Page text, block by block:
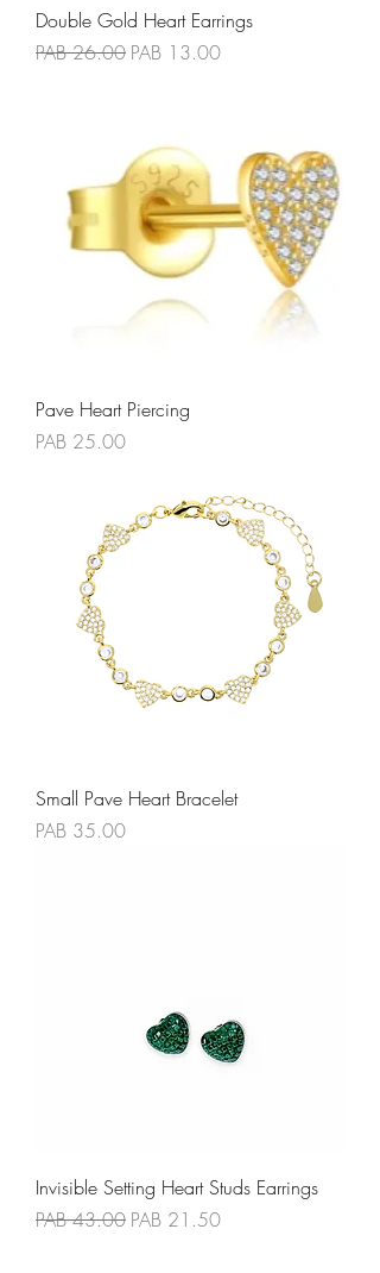
Double Gold Heart Earrings
Precio
PAB 26.00 Precio de oferta
PAB 13.00
Pave Heart Piercing
Precio
PAB 25.00
Small Pave Heart Bracelet
Precio
PAB 35.00
Invisible Setting Heart Studs Earrings
Precio
PAB 43.00 Precio de oferta
PAB 21.50